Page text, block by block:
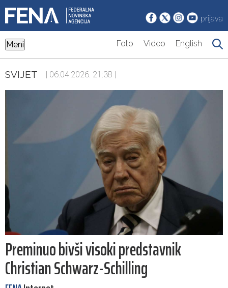
prijava
Meni Foto Video English
SVIJET | 06.04.2026. 21:38 |
Preminuo bivši visoki predstavnik
Christian Schwarz-Schilling